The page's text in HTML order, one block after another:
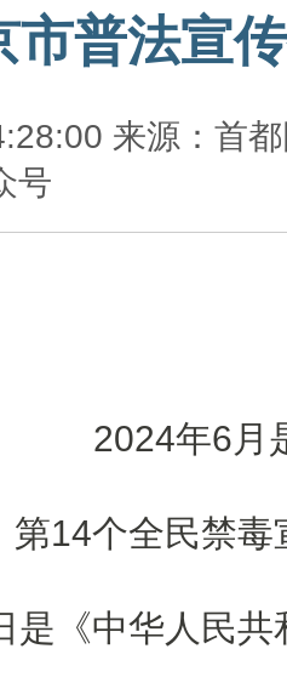
市普法宣
来源：首
号
2024年6月
第14个全民禁毒
是《中华人民共